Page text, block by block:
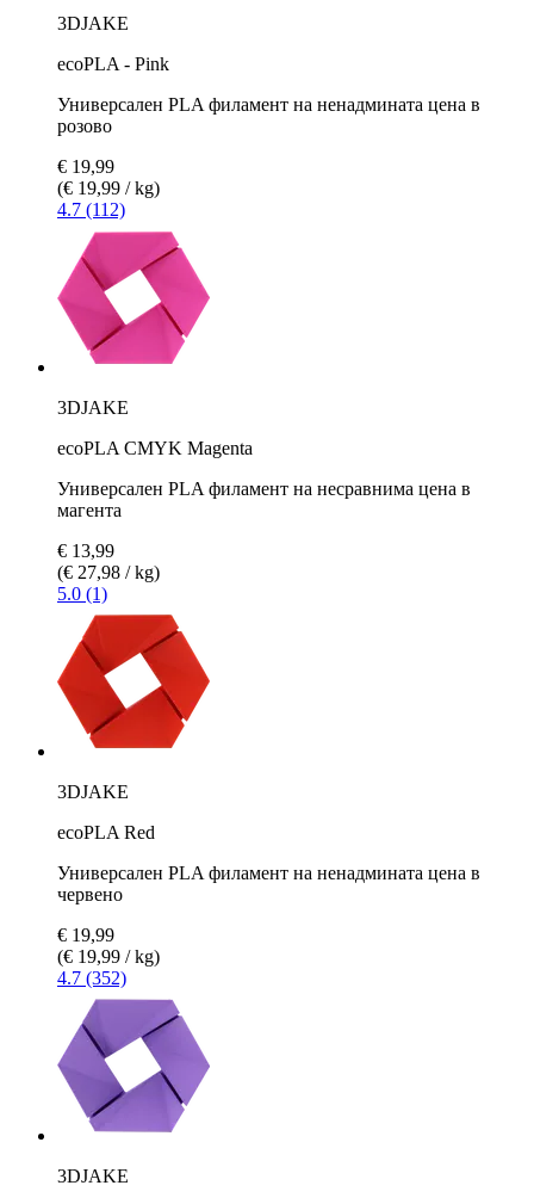
3DJAKE
ecoPLA - Pink
Универсален PLA филамент на ненадмината цена в
розово
€ 19,99
(€ 19,99 / kg)
4.7 (112)
3DJAKE
ecoPLA CMYK Magenta
Универсален PLA филамент на несравнима цена в
магента
€ 13,99
(€ 27,98 / kg)
5.0 (1)
3DJAKE
ecoPLA Red
Универсален PLA филамент на ненадмината цена в
червено
€ 19,99
(€ 19,99 / kg)
4.7 (352)
3DJAKE